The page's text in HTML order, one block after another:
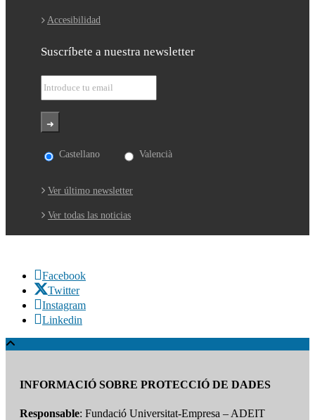
Accesibilidad
Suscríbete a nuestra newsletter
Castellano Valencià
Ver último newsletter
Ver todas las noticias
Facebook
Twitter
Instagram
Linkedin
INFORMACIÓ SOBRE PROTECCIÓ DE DADES
Responsable: Fundació Universitat-Empresa – ADEIT